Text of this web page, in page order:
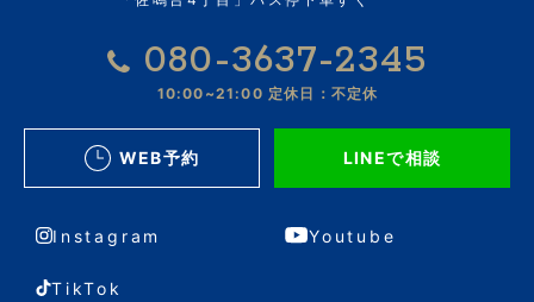
080-3637-2345
10:00~21:00 定休日：不定休
WEB予約 LINEで相談
Instagram Youtube
TikTok